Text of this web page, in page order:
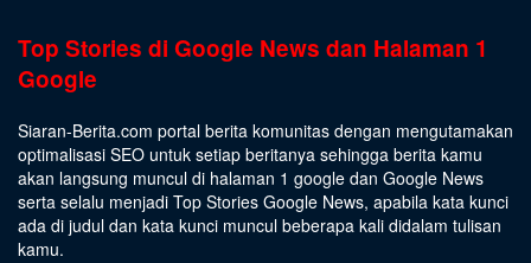
Top Stories di Google News dan Halaman 1
Google
Siaran-Berita.com portal berita komunitas dengan mengutamakan
optimalisasi SEO untuk setiap beritanya sehingga berita kamu
akan langsung muncul di halaman 1 google dan Google News
serta selalu menjadi Top Stories Google News, apabila kata kunci
ada di judul dan kata kunci muncul beberapa kali didalam tulisan
kamu.